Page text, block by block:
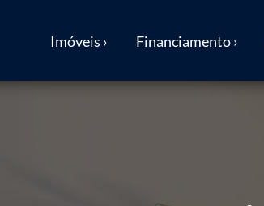
Imóveis › Financiamento ›